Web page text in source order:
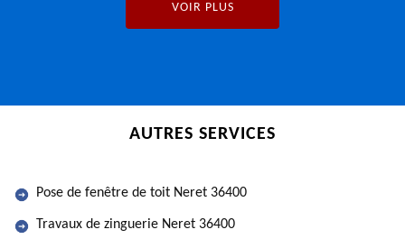
VOIR PLUS
AUTRES SERVICES
Pose de fenêtre de toit Neret 36400
Travaux de zinguerie Neret 36400